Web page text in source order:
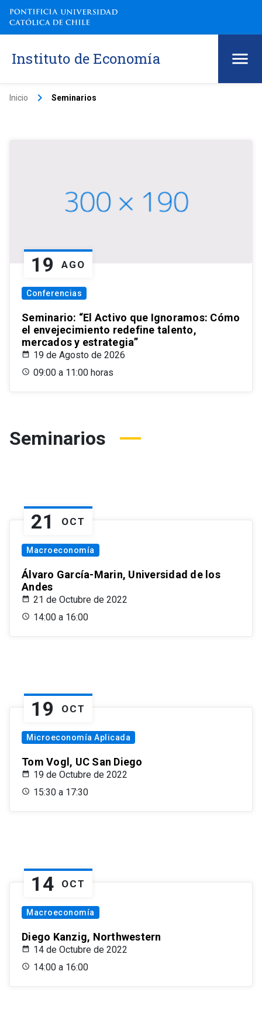
Instituto de Economía
Inicio keyboard_arrow_right Seminarios
19 AGO
Conferencias
Seminario: “El Activo que Ignoramos: Cómo
el envejecimiento redefine talento,
mercados y estrategia”
19 de Agosto de 2026
09:00 a 11:00 horas
Seminarios
21 OCT
Macroeconomía
Álvaro García-Marin, Universidad de los
Andes
21 de Octubre de 2022
14:00 a 16:00
19 OCT
Microeconomía Aplicada
Tom Vogl, UC San Diego
19 de Octubre de 2022
15:30 a 17:30
14 OCT
Macroeconomía
Diego Kanzig, Northwestern
14 de Octubre de 2022
14:00 a 16:00